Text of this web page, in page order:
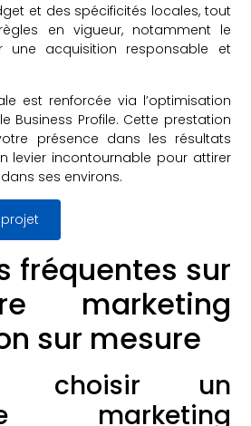
et des spécificités locales, tout
en vigueur, notamment le
une acquisition responsable et
est renforcée via l’optimisation
Business Profile. Cette prestation
présence dans les résultats
levier incontournable pour attirer
ses environs.
fréquentes sur
marketing
sur mesure
choisir un
marketing